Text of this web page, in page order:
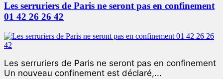
Les serruriers de Paris ne seront pas en confinement
01 42 26 26 42
Les serruriers de Paris ne seront pas en confinement
Un nouveau confinement est déclaré,...